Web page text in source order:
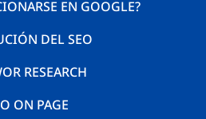
EN GOOGLE?
DEL SEO
RESEARCH
ON PAGE